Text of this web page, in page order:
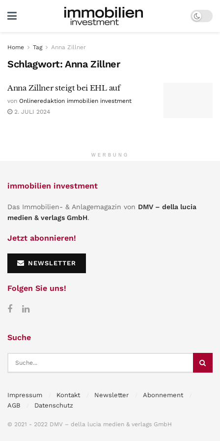
Home Tag Anna Zillner
Schlagwort:Anna Zillner
Anna Zillner steigt bei EHL auf
von Onlineredaktion immobilien investment
2. JULI 2024
WERBUNG
immobilien investment
Das Immobilien- & Anlagemagazin von DMV – della lucia
medien & verlags GmbH.
Jetzt abonnieren!
NEWSLETTER
Folgen Sie uns!
Suche
Impressum Kontakt Newsletter
Abonnement
AGB
Datenschutz
© 2021 - 2022 DMV – della lucia medien & verlags GmbH